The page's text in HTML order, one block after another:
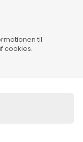
til
cookies.